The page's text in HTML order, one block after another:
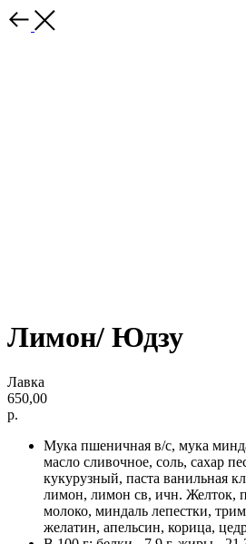
Лимон/ Юдзу
Лавка
650,00
р.
Мука пшеничная в/с, мука
масло сливочное, соль, сахар
кукурузный, паста ванильная
лимон, лимон св, ичн. Желток,
молоко, миндаль лепестки,
желатин, апельсин, корица,